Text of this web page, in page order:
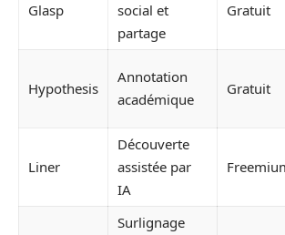
Glasp
social et
partage
Gratuit
Hypothesis
Annotation
académique
Gratuit
Liner
Découverte
assistée par
IA
Surlignage